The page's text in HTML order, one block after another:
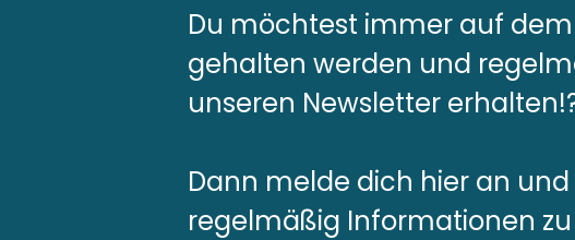
Du möchtest immer auf
gehalten werden und
unseren Newsletter
Dann melde dich hier an
regelmäßig Informationen zu